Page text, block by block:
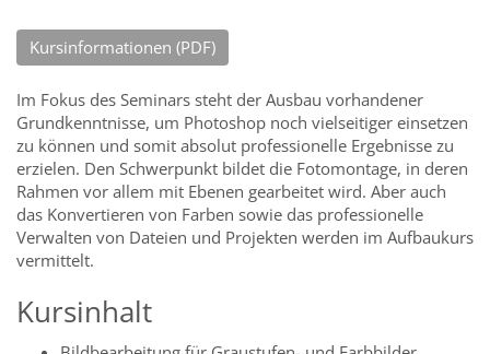
Kursinformationen (PDF)
Im Fokus des Seminars steht der Ausbau vorhandener
Grundkenntnisse, um Photoshop noch vielseitiger einsetzen
zu können und somit absolut professionelle Ergebnisse zu
erzielen. Den Schwerpunkt bildet die Fotomontage, in deren
Rahmen vor allem mit Ebenen gearbeitet wird. Aber auch
das Konvertieren von Farben sowie das professionelle
Verwalten von Dateien und Projekten werden im Aufbaukurs
vermittelt.
Kursinhalt